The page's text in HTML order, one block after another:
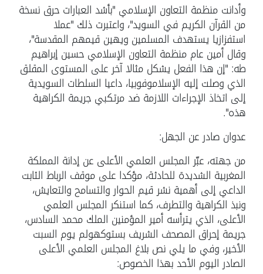
وأدانت منظمة التعاون الإسلامي "بأشد العبارات حرق نسخة
من القرآن الكريم في السويد"، واعتبرت ذلك "عملا
استفزازيا يستهدف المسلمين ويهين قيمهم المقدسة"،
وقال أمين عام منظمة التعاون الإسلامي حسين إبراهيم
طه: "إن هذا الفعل يشكل مثالا آخر على المستوى المقلق
الذي وصلت إليه الإسلاموفوبيا، داعيا السلطات السويدية
إلى اتخاذ الإجراءات اللازمة ضد مرتكبي جريمة الكراهية
هذه".
عدوان صادر عن الجهل:
من جهته، عبّر المجلس العلمي الأعلى عن إدانة المملكة
المغربية الشديدة للحادثة، مؤكدا على موقف الرباط الثابت
الداعي إلى أهمية نشر قيم الحوار والتسامح والتعايش،
ونبذ الكراهية والتطرف، كما استنكر المجلس العلمي
الأعلى، الذي يترأسه أمير المؤمنين الملك محمد السادس،
جريمة إحراق المصحف الشريف بستوكهولم يوم السبت
الأخير، وفي ما يلي نص بلاغ المجلس العلمي الأعلى
الصادر اليوم الأحد بهذا الخصوص: